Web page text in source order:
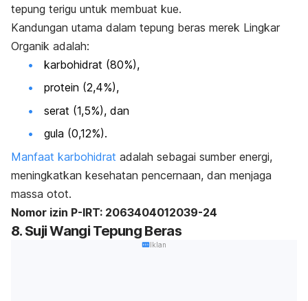
tepung terigu untuk membuat kue.
Kandungan utama dalam tepung beras merek Lingkar
Organik adalah:
karbohidrat (80%),
protein (2,4%),
serat (1,5%), dan
gula (0,12%).
Manfaat karbohidrat adalah sebagai sumber energi,
meningkatkan kesehatan pencernaan, dan menjaga
massa otot.
Nomor izin P-IRT: 2063404012039-24
8. Suji Wangi Tepung Beras
Iklan